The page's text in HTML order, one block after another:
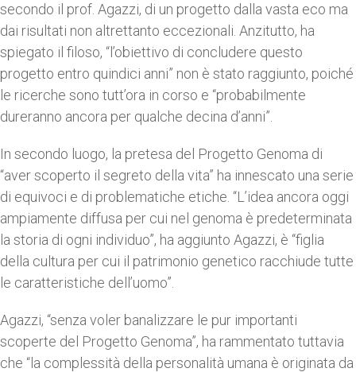
secondo il prof. Agazzi, di un progetto dalla vasta eco ma
dai risultati non altrettanto eccezionali. Anzitutto, ha
spiegato il filoso, “l’obiettivo di concludere questo
progetto entro quindici anni” non è stato raggiunto, poiché
le ricerche sono tutt’ora in corso e “probabilmente
dureranno ancora per qualche decina d’anni”.
In secondo luogo, la pretesa del Progetto Genoma di
“aver scoperto il segreto della vita” ha innescato una serie
di equivoci e di problematiche etiche. “L’idea ancora oggi
ampiamente diffusa per cui nel genoma è predeterminata
la storia di ogni individuo”, ha aggiunto Agazzi, è “figlia
della cultura per cui il patrimonio genetico racchiude tutte
le caratteristiche dell’uomo”.
Agazzi, “senza voler banalizzare le pur importanti
scoperte del Progetto Genoma”, ha rammentato tuttavia
che “la complessità della personalità umana è originata da